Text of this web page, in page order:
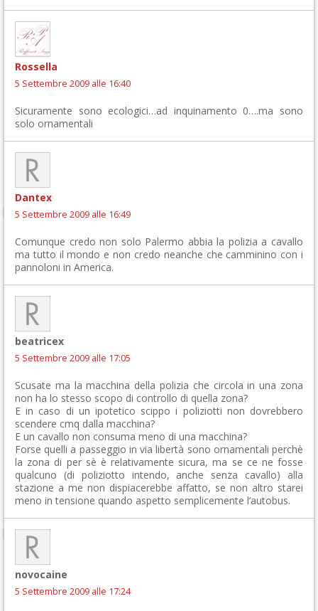
Rossella
5 Settembre 2009 alle 16:40
Sicuramente sono ecologici…ad inquinamento 0….ma sono
solo ornamentali
Dantex
5 Settembre 2009 alle 16:49
Comunque credo non solo Palermo abbia la polizia a cavallo
ma tutto il mondo e non credo neanche che camminino con i
pannoloni in America.
beatricex
5 Settembre 2009 alle 17:05
Scusate ma la macchina della polizia che circola in una zona
non ha lo stesso scopo di controllo di quella zona?
E in caso di un ipotetico scippo i poliziotti non dovrebbero
scendere cmq dalla macchina?
E un cavallo non consuma meno di una macchina?
Forse quelli a passeggio in via libertà sono ornamentali perchè
la zona di per sè è relativamente sicura, ma se ce ne fosse
qualcuno (di poliziotto intendo, anche senza cavallo) alla
stazione a me non dispiacerebbe affatto, se non altro starei
meno in tensione quando aspetto semplicemente l’autobus.
novocaine
5 Settembre 2009 alle 17:24